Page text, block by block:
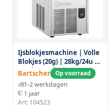
Ijsblokjesmachine | Volle
Blokjes (20g) | 28kg/24u |
Bunker 6.5kg |
Luchtgekoeld |
340x483x600(h)mm
Bartscher Op voorraad
1-2 werkdagen
1 jaar
Art: 104523